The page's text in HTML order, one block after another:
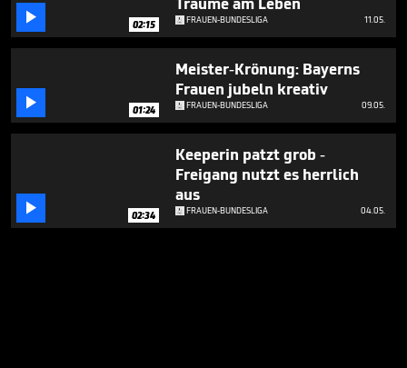
 02:15 FRAUEN-BUNDESLIGA 11.05.
 01:24
Meister-Krönung: Bayerns
Frauen jubeln kreativ
FRAUEN-BUNDESLIGA 09.05.
 02:34
Keeperin patzt grob -
Freigang nutzt es herrlich
aus
FRAUEN-BUNDESLIGA 04.05.